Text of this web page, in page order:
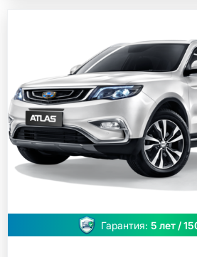
Гарантия: 5 лет /